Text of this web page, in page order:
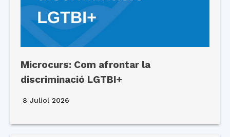
Microcurs: Com afrontar la
discriminació LGTBI+
8 Juliol 2026